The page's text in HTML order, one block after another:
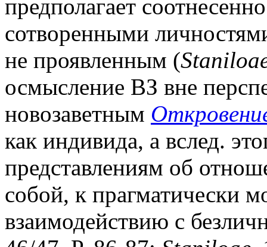
предполагает
сотворенными
не проявленным (
осмысление ВЗ вне
новозаветным
как индивида, а вслед.
представлениям об
собой, к прагматически
взаимодействию с